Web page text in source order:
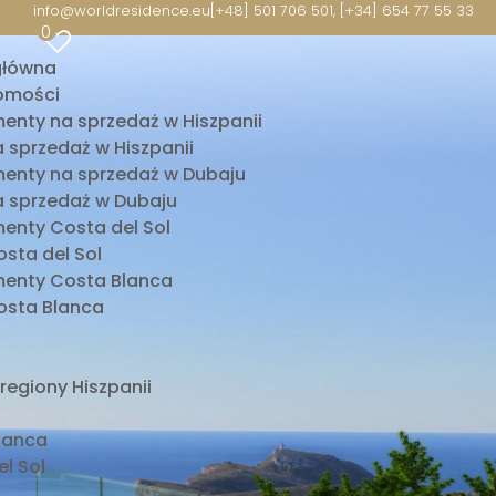
info@worldresidence.eu[+48] 501 706 501, [+34] 654 77 55 33
0
na sprzedaż w Hiszpanii
sprzedaż w Hiszpanii
na sprzedaż w Dubaju
sprzedaż w Dubaju
Costa del Sol
del Sol
Costa Blanca
Blanca
Hiszpanii
Sol